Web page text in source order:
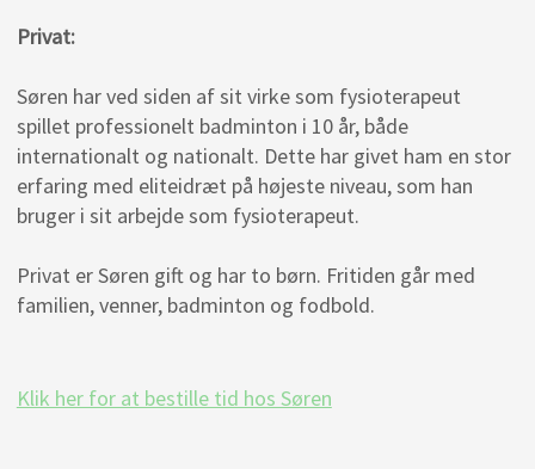
Privat:
Søren har ved siden af sit virke som fysioterapeut
spillet professionelt badminton i 10 år, både
internationalt og nationalt. Dette har givet ham en stor
erfaring med eliteidræt på højeste niveau, som han
bruger i sit arbejde som fysioterapeut.
Privat er Søren gift og har to børn. Fritiden går med
familien, venner, badminton og fodbold.
Klik her for at bestille tid hos Søren​